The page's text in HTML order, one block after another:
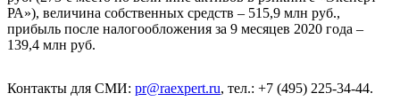
РА»), величина собственных средств – 515,9 млн руб.,
прибыль после налогообложения за 9 месяцев 2020 года –
139,4 млн руб.
Контакты для СМИ: pr@raexpert.ru, тел.: +7 (495) 225-34-44.